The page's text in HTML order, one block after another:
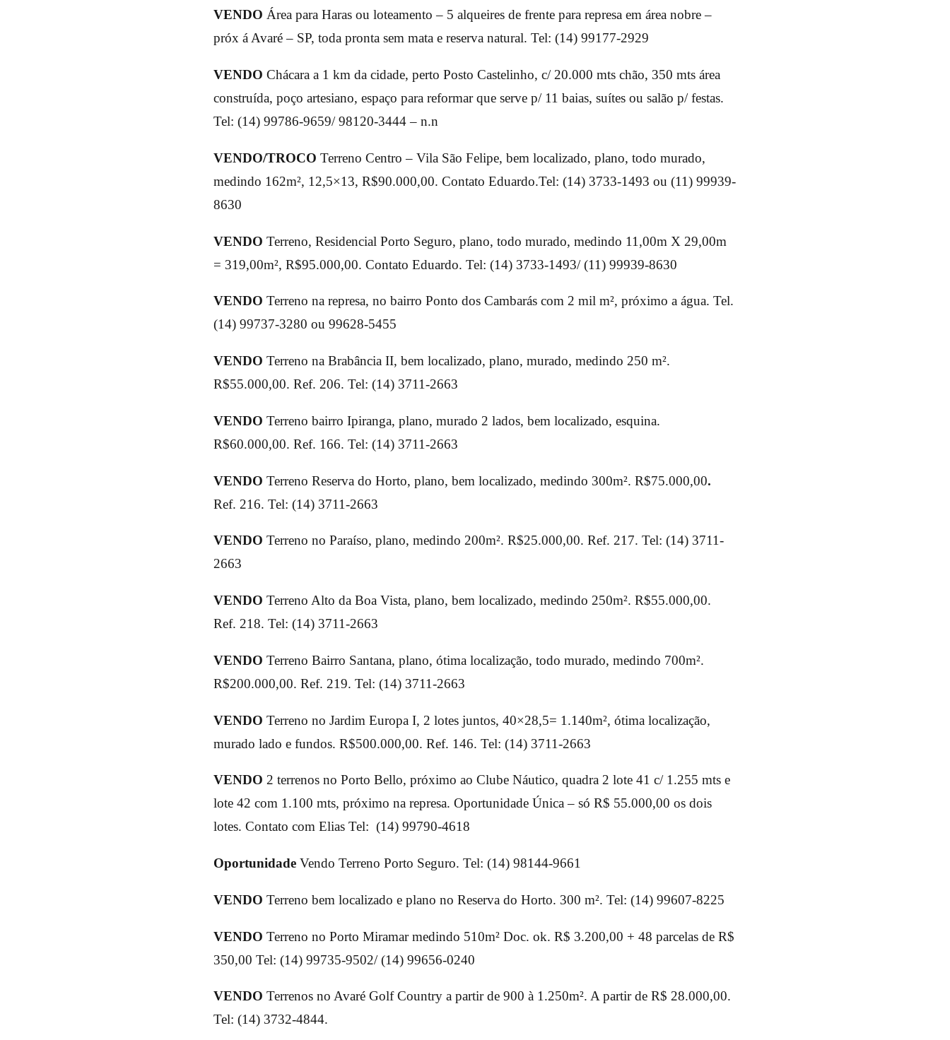
VENDO Área para Haras ou loteamento – 5 alqueires de frente para represa em área nobre –
próx á Avaré – SP, toda pronta sem mata e reserva natural. Tel: (14) 99177-2929
VENDO Chácara a 1 km da cidade, perto Posto Castelinho, c/ 20.000 mts chão, 350 mts área
construída, poço artesiano, espaço para reformar que serve p/ 11 baias, suítes ou salão p/ festas.
Tel: (14) 99786-9659/ 98120-3444 – n.n
VENDO/TROCO Terreno Centro – Vila São Felipe, bem localizado, plano, todo murado,
medindo 162m², 12,5×13, R$90.000,00. Contato Eduardo.Tel: (14) 3733-1493 ou (11) 99939-
8630
VENDO Terreno, Residencial Porto Seguro, plano, todo murado, medindo 11,00m X 29,00m
= 319,00m², R$95.000,00. Contato Eduardo. Tel: (14) 3733-1493/ (11) 99939-8630
VENDO Terreno na represa, no bairro Ponto dos Cambarás com 2 mil m², próximo a água. Tel.
(14) 99737-3280 ou 99628-5455
VENDO Terreno na Brabância II, bem localizado, plano, murado, medindo 250 m².
R$55.000,00. Ref. 206. Tel: (14) 3711-2663
VENDO Terreno bairro Ipiranga, plano, murado 2 lados, bem localizado, esquina.
R$60.000,00. Ref. 166. Tel: (14) 3711-2663
VENDO Terreno Reserva do Horto, plano, bem localizado, medindo 300m². R$75.000,00.
Ref. 216. Tel: (14) 3711-2663
VENDO Terreno no Paraíso, plano, medindo 200m². R$25.000,00. Ref. 217. Tel: (14) 3711-
2663
VENDO Terreno Alto da Boa Vista, plano, bem localizado, medindo 250m². R$55.000,00.
Ref. 218. Tel: (14) 3711-2663
VENDO Terreno Bairro Santana, plano, ótima localização, todo murado, medindo 700m².
R$200.000,00. Ref. 219. Tel: (14) 3711-2663
VENDO Terreno no Jardim Europa I, 2 lotes juntos, 40×28,5= 1.140m², ótima localização,
murado lado e fundos. R$500.000,00. Ref. 146. Tel: (14) 3711-2663
VENDO 2 terrenos no Porto Bello, próximo ao Clube Náutico, quadra 2 lote 41 c/ 1.255 mts e
lote 42 com 1.100 mts, próximo na represa. Oportunidade Única – só R$ 55.000,00 os dois
lotes. Contato com Elias Tel: (14) 99790-4618
Oportunidade Vendo Terreno Porto Seguro. Tel: (14) 98144-9661
VENDO Terreno bem localizado e plano no Reserva do Horto. 300 m². Tel: (14) 99607-8225
VENDO Terreno no Porto Miramar medindo 510m² Doc. ok. R$ 3.200,00 + 48 parcelas de R$
350,00 Tel: (14) 99735-9502/ (14) 99656-0240
VENDO Terrenos no Avaré Golf Country a partir de 900 à 1.250m². A partir de R$ 28.000,00.
Tel: (14) 3732-4844.